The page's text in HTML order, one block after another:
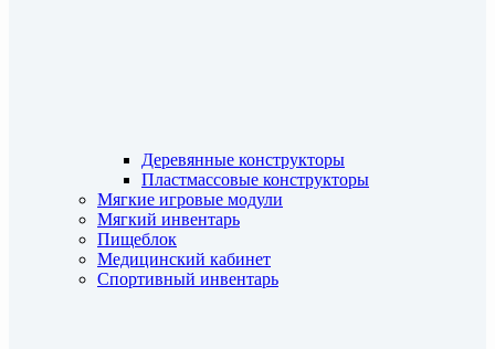
Деревянные конструкторы
Пластмассовые конструкторы
Мягкие игровые модули
Мягкий инвентарь
Пищеблок
Медицинский кабинет
Спортивный инвентарь